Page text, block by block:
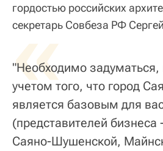
гордостью российских
секретарь Совбеза РФ
«
"Необходимо задуматься,
учетом того, что город
является базовым для
(представителей бизнеса
Саяно-Шушенской,